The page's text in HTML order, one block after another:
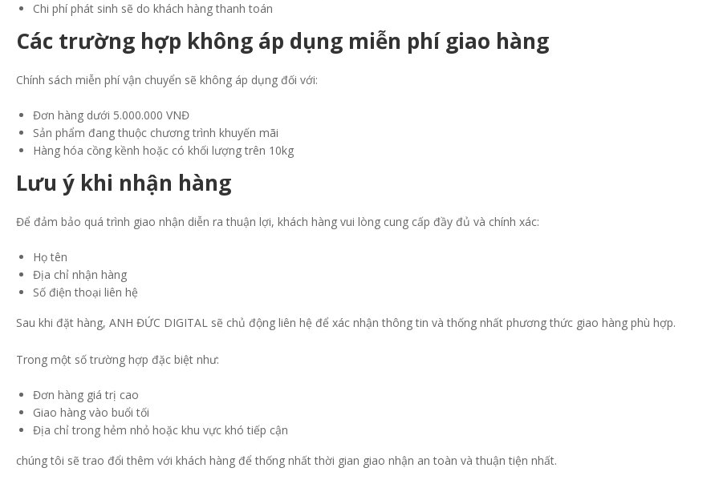
Chi phí phát sinh sẽ do khách hàng thanh toán
Các trường hợp không áp dụng miễn phí giao hàng
Chính sách miễn phí vận chuyển sẽ không áp dụng đối với:
Đơn hàng dưới 5.000.000 VNĐ
Sản phẩm đang thuộc chương trình khuyến mãi
Hàng hóa cồng kềnh hoặc có khối lượng trên 10kg
Lưu ý khi nhận hàng
Để đảm bảo quá trình giao nhận diễn ra thuận lợi, khách hàng vui lòng cung cấp đầy đủ và chính xác:
Họ tên
Địa chỉ nhận hàng
Số điện thoại liên hệ
Sau khi đặt hàng, ANH ĐỨC DIGITAL sẽ chủ động liên hệ để xác nhận thông tin và thống nhất phương thức giao hàng phù hợp.
Trong một số trường hợp đặc biệt như:
Đơn hàng giá trị cao
Giao hàng vào buổi tối
Địa chỉ trong hẻm nhỏ hoặc khu vực khó tiếp cận
chúng tôi sẽ trao đổi thêm với khách hàng để thống nhất thời gian giao nhận an toàn và thuận tiện nhất.